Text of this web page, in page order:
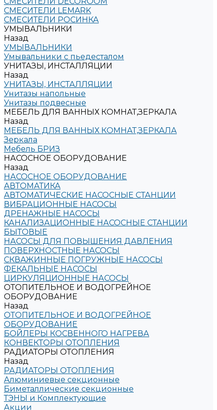
СМЕСИТЕЛИ LEMARK
СМЕСИТЕЛИ РОСИНКА
УМЫВАЛЬНИКИ
Назад
УМЫВАЛЬНИКИ
Умывальники с пьедесталом
УНИТАЗЫ, ИНСТАЛЛЯЦИИ
Назад
УНИТАЗЫ, ИНСТАЛЛЯЦИИ
Унитазы напольные
Унитазы подвесные
МЕБЕЛЬ ДЛЯ ВАННЫХ КОМНАТ,ЗЕРКАЛА
Назад
МЕБЕЛЬ ДЛЯ ВАННЫХ КОМНАТ,ЗЕРКАЛА
Зеркала
Мебель БРИЗ
НАСОСНОЕ ОБОРУДОВАНИЕ
Назад
НАСОСНОЕ ОБОРУДОВАНИЕ
АВТОМАТИКА
АВТОМАТИЧЕСКИЕ НАСОСНЫЕ СТАНЦИИ
ВИБРАЦИОННЫЕ НАСОСЫ
ДРЕНАЖНЫЕ НАСОСЫ
КАНАЛИЗАЦИОННЫЕ НАСОСНЫЕ СТАНЦИИ
БЫТОВЫЕ
НАСОСЫ ДЛЯ ПОВЫШЕНИЯ ДАВЛЕНИЯ
ПОВЕРХНОСТНЫЕ НАСОСЫ
СКВАЖИННЫЕ ПОГРУЖНЫЕ НАСОСЫ
ФЕКАЛЬНЫЕ НАСОСЫ
ЦИРКУЛЯЦИОННЫЕ НАСОСЫ
ОТОПИТЕЛЬНОЕ И ВОДОГРЕЙНОЕ
ОБОРУДОВАНИЕ
Назад
ОТОПИТЕЛЬНОЕ И ВОДОГРЕЙНОЕ
ОБОРУДОВАНИЕ
БОЙЛЕРЫ КОСВЕННОГО НАГРЕВА
КОНВЕКТОРЫ ОТОПЛЕНИЯ
РАДИАТОРЫ ОТОПЛЕНИЯ
Назад
РАДИАТОРЫ ОТОПЛЕНИЯ
Алюминиевые секционные
Биметаллические секционные
ТЭНЫ и Комплектующие
Акции